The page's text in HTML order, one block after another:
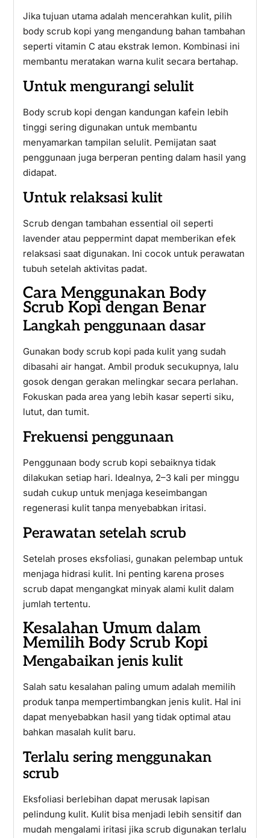
Jika tujuan utama adalah mencerahkan kulit, pilih
body scrub kopi yang mengandung bahan tambahan
seperti vitamin C atau ekstrak lemon. Kombinasi ini
membantu meratakan warna kulit secara bertahap.
Untuk mengurangi selulit
Body scrub kopi dengan kandungan kafein lebih
tinggi sering digunakan untuk membantu
menyamarkan tampilan selulit. Pemijatan saat
penggunaan juga berperan penting dalam hasil yang
didapat.
Untuk relaksasi kulit
Scrub dengan tambahan essential oil seperti
lavender atau peppermint dapat memberikan efek
relaksasi saat digunakan. Ini cocok untuk perawatan
tubuh setelah aktivitas padat.
Cara Menggunakan Body
Scrub Kopi dengan Benar
Langkah penggunaan dasar
Gunakan body scrub kopi pada kulit yang sudah
dibasahi air hangat. Ambil produk secukupnya, lalu
gosok dengan gerakan melingkar secara perlahan.
Fokuskan pada area yang lebih kasar seperti siku,
lutut, dan tumit.
Frekuensi penggunaan
Penggunaan body scrub kopi sebaiknya tidak
dilakukan setiap hari. Idealnya, 2–3 kali per minggu
sudah cukup untuk menjaga keseimbangan
regenerasi kulit tanpa menyebabkan iritasi.
Perawatan setelah scrub
Setelah proses eksfoliasi, gunakan pelembap untuk
menjaga hidrasi kulit. Ini penting karena proses
scrub dapat mengangkat minyak alami kulit dalam
jumlah tertentu.
Kesalahan Umum dalam
Memilih Body Scrub Kopi
Mengabaikan jenis kulit
Salah satu kesalahan paling umum adalah memilih
produk tanpa mempertimbangkan jenis kulit. Hal ini
dapat menyebabkan hasil yang tidak optimal atau
bahkan masalah kulit baru.
Terlalu sering menggunakan
scrub
Eksfoliasi berlebihan dapat merusak lapisan
pelindung kulit. Kulit bisa menjadi lebih sensitif dan
mudah mengalami iritasi jika scrub digunakan terlalu